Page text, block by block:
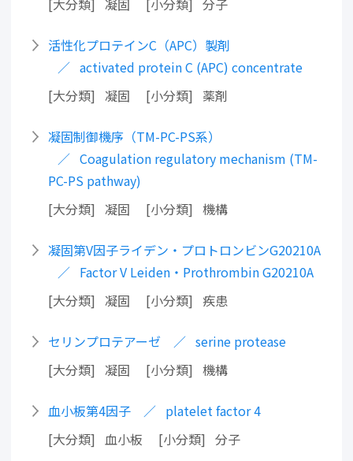
活性化プロテインC（APC）製剤
activated protein C (APC) concentrate
大分類
凝固 小分類 薬剤
凝固制御機序（TM-PC-PS系）
Coagulation regulatory mechanism (TM-
PC-PS pathway)
大分類
凝固 小分類 機構
凝固第V因子ライデン・プロトロンビンG20210A
Factor V Leiden・Prothrombin G20210A
大分類
凝固 小分類 疾患
セリンプロテアーゼ
serine protease
大分類
凝固 小分類 機構
血小板第4因子
platelet factor 4
大分類
血小板 小分類 分子